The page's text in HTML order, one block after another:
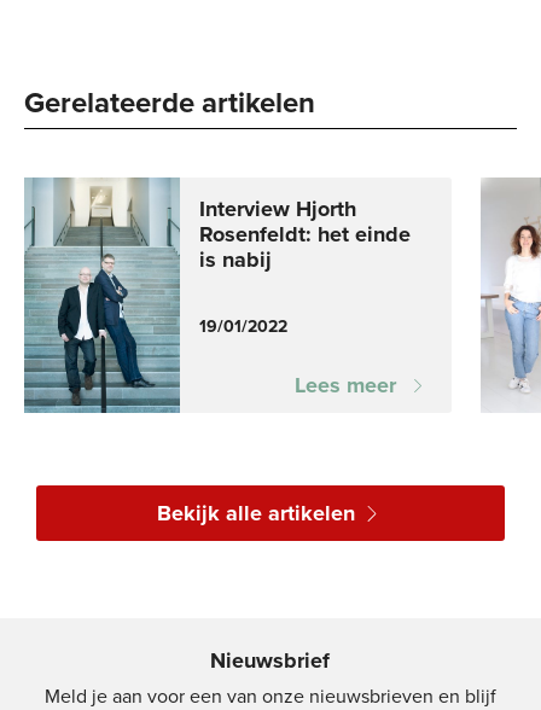
Gerelateerde artikelen
19/01/2022
Interview Hjorth
Rosenfeldt: het einde
is nabij
Lees meer
Bekijk alle artikelen
Nieuwsbrief
Meld je aan voor een van onze nieuwsbrieven en blijf